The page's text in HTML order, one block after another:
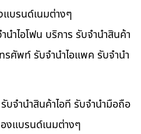
แบรนด์เนมต่างๆ
ำไอโฟน บริการ รับจำนำสินค้า
รศัพท์ รับจำนำไอแพค รับจำนำ
บจำนำสินค้าไอที รับจำนำมือถือ
งแบรนด์เนมต่างๆ